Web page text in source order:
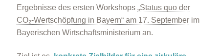
Ergebnisse des ersten Workshops „Status quo der
CO₂-Wertschöpfung in Bayern“ am 17. Septemberim
Bayerischen Wirtschaftsministerium an.